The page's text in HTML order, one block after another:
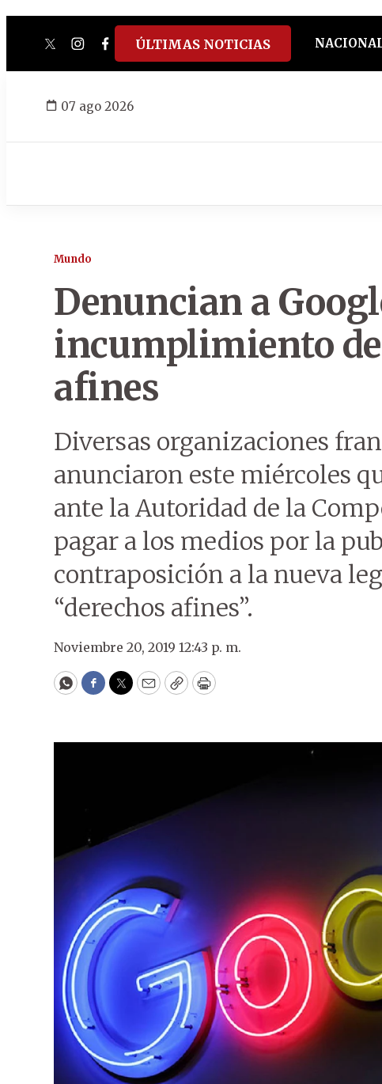
twitterinstagram
facebook
tiktokyoutube
spotify
ÚLTIMAS NOTICIAS
07 ago 2026
Mundo
Denuncian a
incumplimiento de
afines
Diversas organizaciones
anunciaron este miércoles
ante la Autoridad de la
pagar a los medios por la
contraposición a la nueva
“derechos afines”.
Noviembre 20, 2019 12:43 p. m.
WhatsApp
Facebook
Twitter
EmailCopyPrint